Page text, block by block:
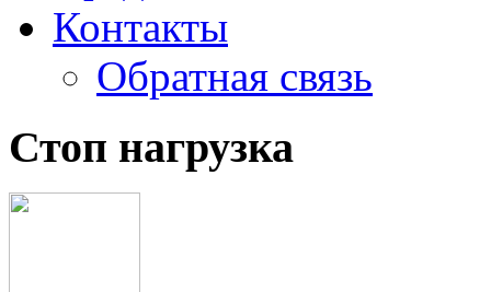
Контакты
Обратная связь
Стоп нагрузка